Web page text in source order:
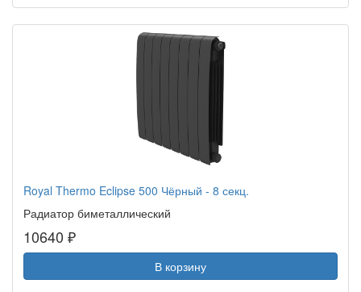
Royal Thermo Eclipse 500 Чёрный - 8 секц.
Радиатор биметаллический
10640 ₽
В корзину